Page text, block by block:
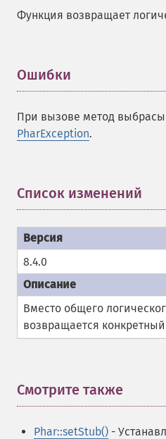
Функция возвращает
Ошибки
При вызове метод
PharException.
Список изменений
8.4.0
Вместо общего
возвращается
Смотрите также
Phar::setStub() -